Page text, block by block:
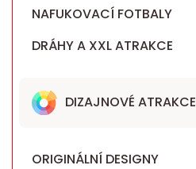
NAFUKOVACÍ FOTBALY
DRÁHY A XXL ATRAKCE
DIZAJNOVÉ ATRAKCE
ORIGINÁLNÍ DESIGNY